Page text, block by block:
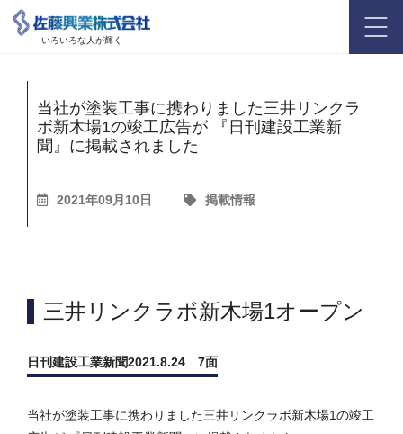
いろいろな人が輝く
当社が塗装工事に携わりました三井リンクラ
ボ新木場1の竣工広告が 『日刊建設工業新
聞』に掲載されました
2021年09月10日 掲載情報
三井リンクラボ新木場1オープン
日刊建設工業新聞2021.8.24 7面
当社が塗装工事に携わりました三井リンクラボ新木場1の竣工